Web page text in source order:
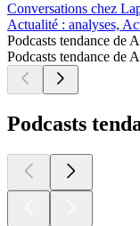
Conversations chez
Actualité : analyses,
Podcasts tendance de
Podcasts tendance de
Podcasts